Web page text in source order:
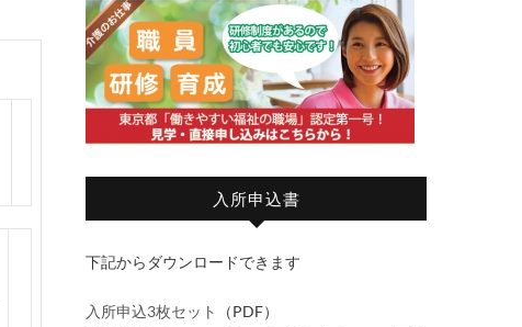
入所申込書
下記からダウンロードできます
入所申込3枚セット
（PDF）